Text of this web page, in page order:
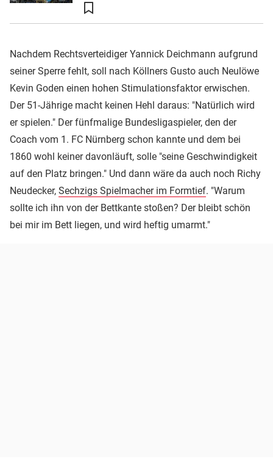
Nachdem Rechtsverteidiger Yannick Deichmann aufgrund
seiner Sperre fehlt, soll nach Köllners Gusto auch Neulöwe
Kevin Goden einen hohen Stimulationsfaktor erwischen.
Der 51-Jährige macht keinen Hehl daraus: "Natürlich wird
er spielen." Der fünfmalige Bundesligaspieler, den der
Coach vom 1. FC Nürnberg schon kannte und dem bei
1860 wohl keiner davonläuft, solle "seine Geschwindigkeit
auf den Platz bringen." Und dann wäre da auch noch Richy
Neudecker, Sechzigs Spielmacher im Formtief. "Warum
sollte ich ihn von der Bettkante stoßen? Der bleibt schön
bei mir im Bett liegen, und wird heftig umarmt."